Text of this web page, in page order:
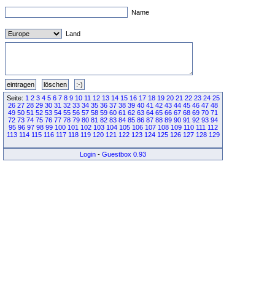
Name
Land
Seite: 1 2 3 4 5 6 7 8 9 10 11 12 13 14 15 16 17 18 19 20 21 22 23 24 25
26 27 28 29 30 31 32 33 34 35 36 37 38 39 40 41 42 43 44 45 46 47 48
49 50 51 52 53 54 55 56 57 58 59 60 61 62 63 64 65 66 67 68 69 70 71
72 73 74 75 76 77 78 79 80 81 82 83 84 85 86 87 88 89 90 91 92 93 94
95 96 97 98 99 100 101 102 103 104 105 106 107 108 109 110 111 112
113 114 115 116 117 118 119 120 121 122 123 124 125 126 127 128 129
Login - Guestbox 0.93